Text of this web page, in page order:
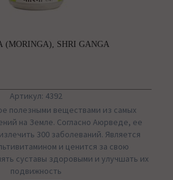
SHRI GANGA
Артикул: 4392
полезными веществами из самых
на Земле. Согласно Аюрведе, ее
300 заболеваний. Является
и ценится за свою
суставы здоровыми и улучшать их
подвижность